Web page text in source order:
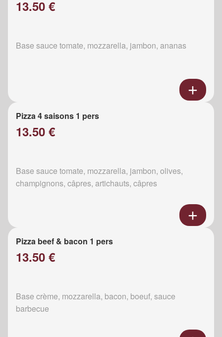
13.50 €
Base sauce tomate, mozzarella, jambon, ananas
Pizza 4 saisons 1 pers
13.50 €
Base sauce tomate, mozzarella, jambon, olives,
champignons, câpres, artichauts, câpres
Pizza beef & bacon 1 pers
13.50 €
Base crème, mozzarella, bacon, boeuf, sauce
barbecue